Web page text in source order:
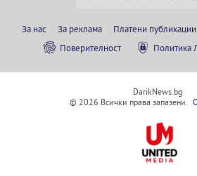
За нас За реклама Платени публикации
Поверителност
Политика
DarikNews.bg
© 2026 Всички права запазени.